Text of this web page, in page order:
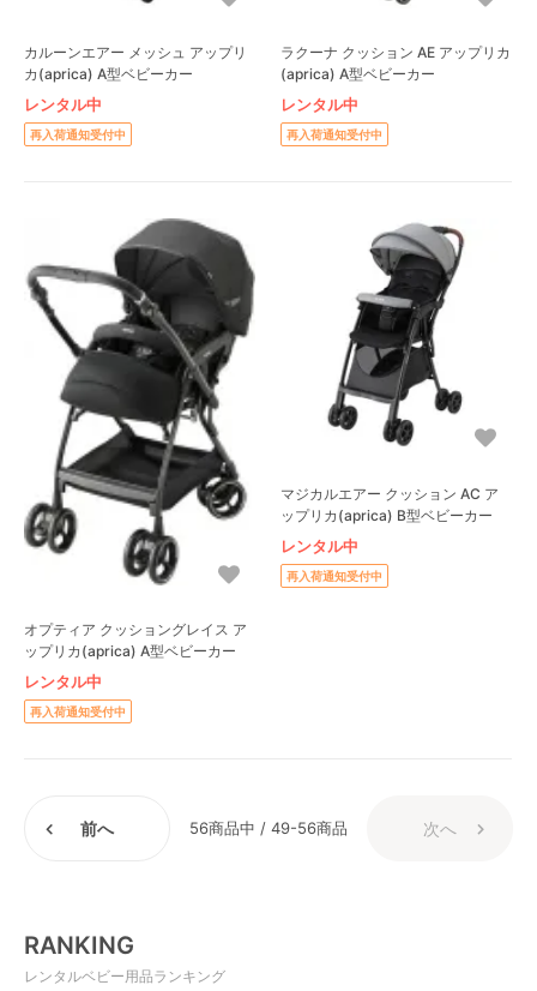
カルーンエアー メッシュ アップリ
カ(aprica) A型ベビーカー
レンタル中
再入荷通知受付中
ラクーナ クッション AE アップリカ
(aprica) A型ベビーカー
レンタル中
再入荷通知受付中
オプティア クッショングレイス ア
ップリカ(aprica) A型ベビーカー
レンタル中
再入荷通知受付中
マジカルエアー クッション AC ア
ップリカ(aprica) B型ベビーカー
レンタル中
再入荷通知受付中
前へ 56商品中 / 49-56商品 次へ
RANKING
レンタルベビー用品ランキング